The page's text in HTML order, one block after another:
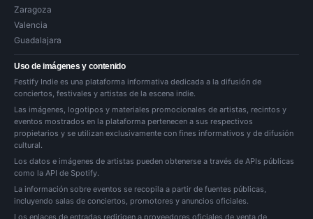
Zaragoza
Valencia
Guadalajara
Uso de imágenes y contenido
Festify Indie es una plataforma informativa dedicada a la difusión de
conciertos, festivales y artistas de la escena indie.
Las imágenes, logotipos y materiales promocionales de artistas, recintos y
eventos mostrados en la plataforma pertenecen a sus respectivos
propietarios y se utilizan exclusivamente con fines informativos y de difusión
cultural.
Los datos e imágenes de artistas pueden obtenerse a través de APIs públicas
como la API de Spotify.
La información sobre eventos se recopila a partir de fuentes públicas,
incluyendo salas de conciertos, promotores y anuncios oficiales.
Los enlaces de entradas redirigen a proveedores oficiales de venta de